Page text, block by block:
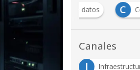
C
Centro de datos C
Canales
Hardware y Software I